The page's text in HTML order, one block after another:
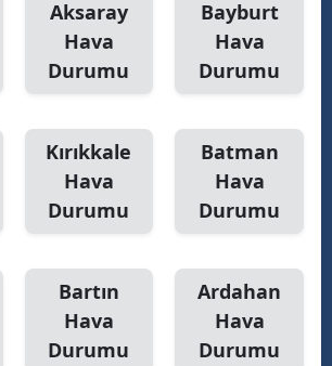
Aksaray
Hava
Durumu
Bayburt
Hava
Durumu
Kırıkkale
Hava
Durumu
Batman
Hava
Durumu
Bartın
Hava
Durumu
Ardahan
Hava
Durumu